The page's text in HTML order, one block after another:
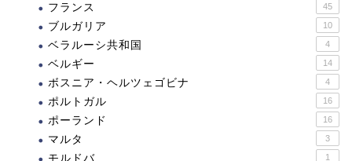
フランス 45
ブルガリア 10
ベラルーシ共和国 4
ベルギー 14
ボスニア・ヘルツェゴビナ 4
ポルトガル 16
ポーランド 16
マルタ 3
モルドバ 1